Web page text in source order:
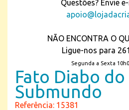
Questões? Envie
NÃO ENCONTRA O
Ligue-nos para
Segunda a Sexta
Fato Diabo do
Submundo
Referência: 15381